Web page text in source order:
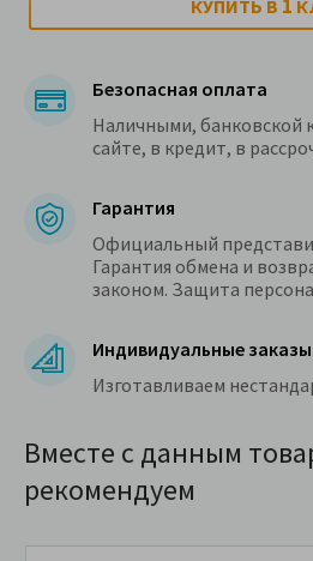
КУПИТЬ В 1
Безопасная оплата
Наличными, банковской
сайте, в кредит, в
Гарантия
Официальный
Гарантия обмена и
законом. Защита
Индивидуальные заказы
Изготавливаем
Вместе с данным
рекомендуем